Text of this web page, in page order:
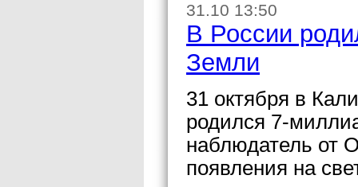
31.10 13:50
В России
Земли
31 октября в
родился 7-
наблюдатель от
появления на